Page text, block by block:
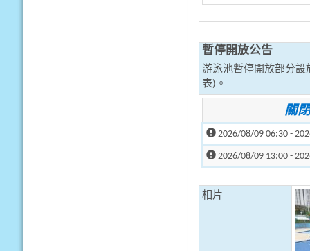
暫停開放公告
游泳池暫停開放部分設
表)。
關
2026/08/09 06:30 -
2026/08/09 13:00 -
相片